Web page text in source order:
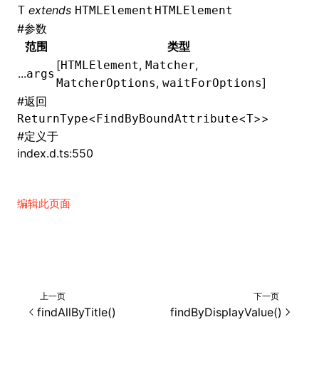
T extends HTMLElement HTMLElement
#参数
范围
类型
...args
[HTMLElement, Matcher,
MatcherOptions, waitForOptions]
#返回
ReturnType<FindByBoundAttribute<T>>
#定义于
index.d.ts:550
编辑此页面
上一页
findAllByTitle()
下一页
findByDisplayValue()